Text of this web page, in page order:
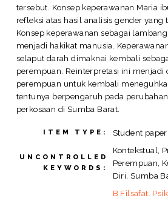
tersebut. Konsep keperawanan Maria
refleksi atas hasil analisis gender yang
Konsep keperawanan sebagai
menjadi hakikat manusia.
selaput darah dimaknai kembali
perempuan. Reinterpretasi ini menjadi
perempuan untuk kembali
tentunya berpengaruh pada
perkosaan di Sumba Barat.
ITEM TYPE: Student paper
UNCONTROLLED
KEYWORDS:
Kontekstual,
Perempuan,
Diri, Sumba
B Filsafat.